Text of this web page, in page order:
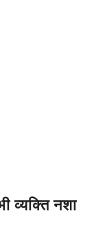
व्यक्ति नशा